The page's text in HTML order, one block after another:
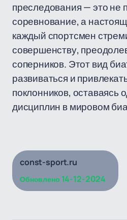
преследования — это не
соревнование, а
каждый спортсмен
совершенству,
соперников. Этот вид
развиваться и
поклонников, оставаясь
дисциплин в мировом
const-sport.ru
Обновлено 14-12-2024